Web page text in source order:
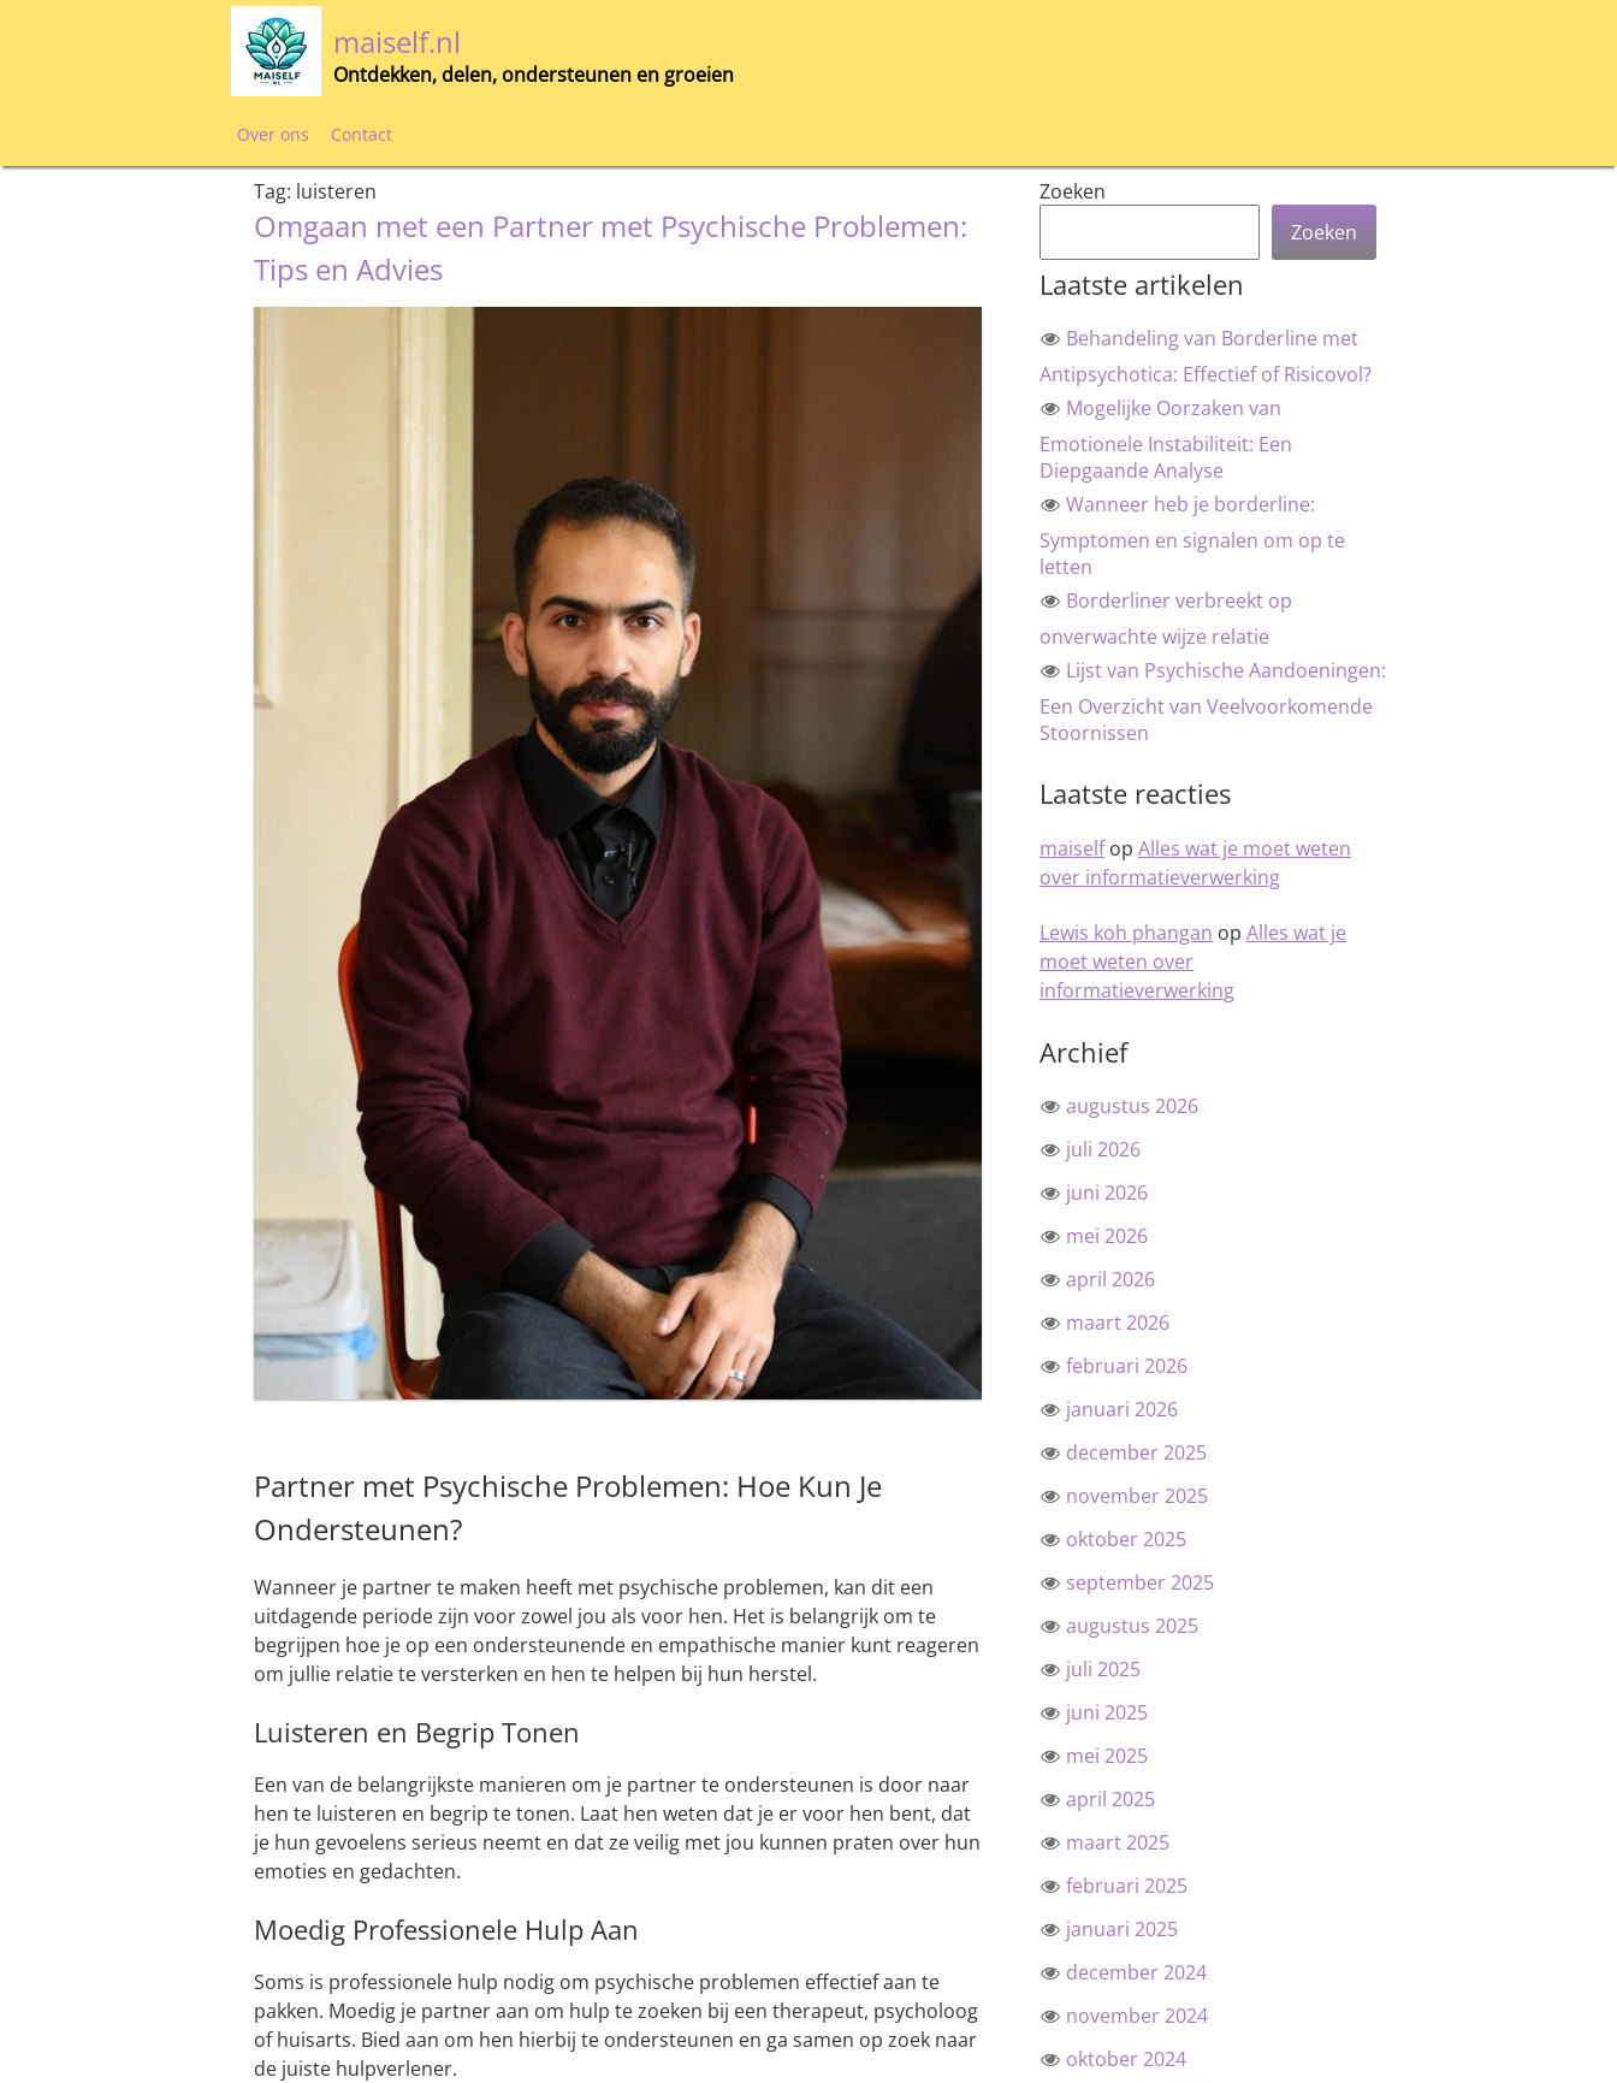
maiself.nl
Ontdekken, delen, ondersteunen en groeien
Over ons Contact
Tag: luisteren
Omgaan met een Partner met Psychische Problemen:
Tips en Advies
Partner met Psychische Problemen: Hoe Kun Je
Ondersteunen?
Wanneer je partner te maken heeft met psychische problemen, kan dit een
uitdagende periode zijn voor zowel jou als voor hen. Het is belangrijk om te
begrijpen hoe je op een ondersteunende en empathische manier kunt reageren
om jullie relatie te versterken en hen te helpen bij hun herstel.
Luisteren en Begrip Tonen
Een van de belangrijkste manieren om je partner te ondersteunen is door naar
hen te luisteren en begrip te tonen. Laat hen weten dat je er voor hen bent, dat
je hun gevoelens serieus neemt en dat ze veilig met jou kunnen praten over hun
emoties en gedachten.
Moedig Professionele Hulp Aan
Soms is professionele hulp nodig om psychische problemen effectief aan te
pakken. Moedig je partner aan om hulp te zoeken bij een therapeut, psycholoog
of huisarts. Bied aan om hen hierbij te ondersteunen en ga samen op zoek naar
de juiste hulpverlener.
Zoeken
Zoeken
Laatste artikelen
Behandeling van Borderline met
Antipsychotica: Effectief of Risicovol?
Mogelijke Oorzaken van
Emotionele Instabiliteit: Een
Diepgaande Analyse
Wanneer heb je borderline:
Symptomen en signalen om op te
letten
Borderliner verbreekt op
onverwachte wijze relatie
Lijst van Psychische Aandoeningen:
Een Overzicht van Veelvoorkomende
Stoornissen
Laatste reacties
maiselfop Alles wat je moet weten
over informatieverwerking
Lewis koh phangan op Alles wat je
moet weten over
informatieverwerking
Archief
augustus 2026
juli 2026
juni 2026
mei 2026
april 2026
maart 2026
februari 2026
januari 2026
december 2025
november 2025
oktober 2025
september 2025
augustus 2025
juli 2025
juni 2025
mei 2025
april 2025
maart 2025
februari 2025
januari 2025
december 2024
november 2024
oktober 2024